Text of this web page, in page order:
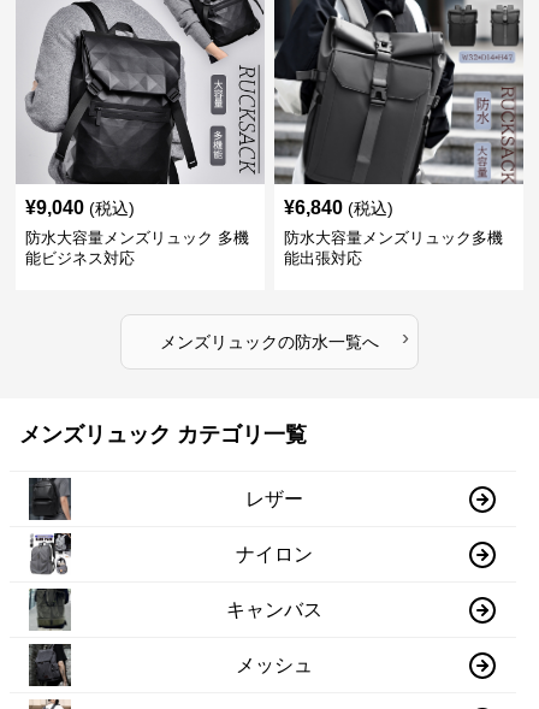
¥9,040 (税込)
防水大容量メンズリュック 多機
能ビジネス対応
¥6,840 (税込)
防水大容量メンズリュック多機
能出張対応
メンズリュックの防水一覧へ ›
メンズリュック カテゴリ一覧
レザー
ナイロン
キャンバス
メッシュ